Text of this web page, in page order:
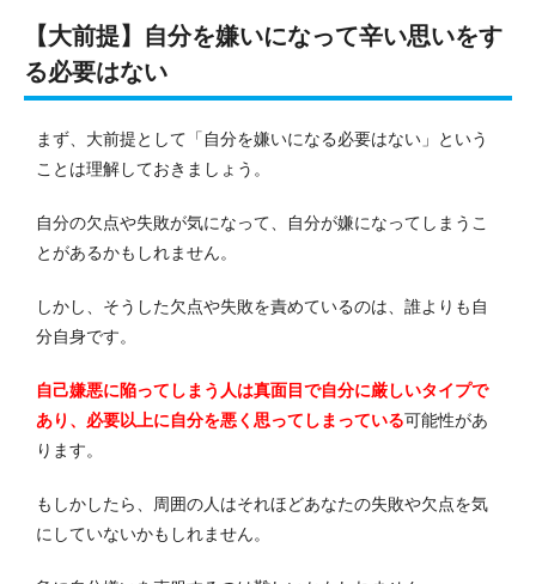
【大前提】自分を嫌いになって辛い思いをす
る必要はない
まず、大前提として「自分を嫌いになる必要はない」という
ことは理解しておきましょう。
自分の欠点や失敗が気になって、自分が嫌になってしまうこ
とがあるかもしれません。
しかし、そうした欠点や失敗を責めているのは、誰よりも自
分自身です。
自己嫌悪に陥ってしまう人は真面目で自分に厳しいタイプで
あり、必要以上に自分を悪く思ってしまっている可能性があ
ります。
もしかしたら、周囲の人はそれほどあなたの失敗や欠点を気
にしていないかもしれません。